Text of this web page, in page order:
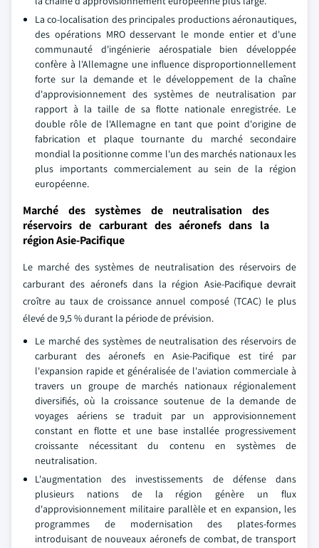
La co-localisation des principales productions aéronautiques,
des opérations MRO desservant le monde entier et d'une
communauté d'ingénierie aérospatiale bien développée
confère à l'Allemagne une influence disproportionnellement
forte sur la demande et le développement de la chaîne
d'approvisionnement des systèmes de neutralisation par
rapport à la taille de sa flotte nationale enregistrée. Le
double rôle de l'Allemagne en tant que point d'origine de
fabrication et plaque tournante du marché secondaire
mondial la positionne comme l'un des marchés nationaux les
plus importants commercialement au sein de la région
européenne.
Marché des systèmes de neutralisation des
réservoirs de carburant des aéronefs dans la
région Asie-Pacifique
Le marché des systèmes de neutralisation des réservoirs de
carburant des aéronefs dans la région Asie-Pacifique devrait
croître au taux de croissance annuel composé (TCAC) le plus
élevé de 9,5 % durant la période de prévision.
Le marché des systèmes de neutralisation des réservoirs de
carburant des aéronefs en Asie-Pacifique est tiré par
l'expansion rapide et généralisée de l'aviation commerciale à
travers un groupe de marchés nationaux régionalement
diversifiés, où la croissance soutenue de la demande de
voyages aériens se traduit par un approvisionnement
constant en flotte et une base installée progressivement
croissante nécessitant du contenu en systèmes de
neutralisation.
L'augmentation des investissements de défense dans
plusieurs nations de la région génère un flux
d'approvisionnement militaire parallèle et en expansion, les
programmes de modernisation des plates-formes
introduisant de nouveaux aéronefs de combat, de transport